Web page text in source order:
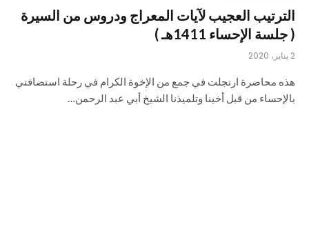
الترتيب العجيب لآيات المعراج ودروس من السيرة
( جلسة الإحساء 1411هـ )
2 يناير، 2020
هذه محاضرة ارتجلت في جمع من الإخوة الكرام في رحلة استضافتي
بالإحساء من قبل أخينا وتلميذنا الشيخ أبي عبد الرحمن…